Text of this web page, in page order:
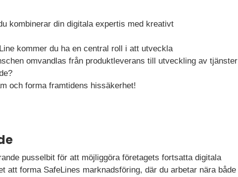
kombinerar din digitala expertis med kreativt
kommer du ha en central roll i att utveckla
omvandlas från produktleverans till utveckling av tjänster
och forma framtidens hissäkerhet!
pusselbit för att möjliggöra företagets fortsatta digitala
att forma SafeLines marknadsföring, där du arbetar nära både